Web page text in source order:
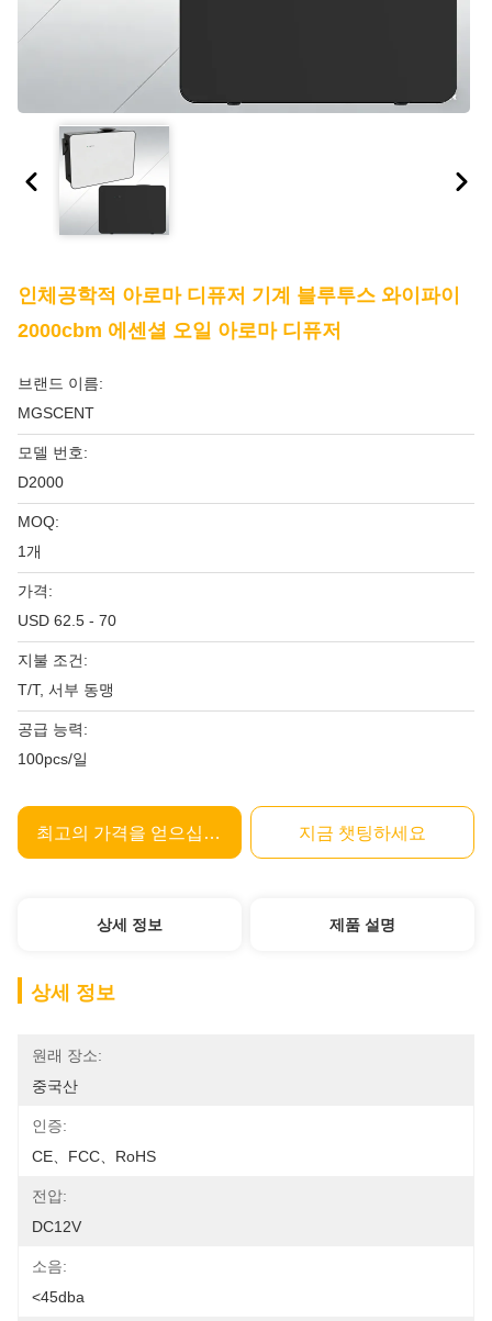
인체공학적 아로마 디퓨저 기계 블루투스 와이파이
2000cbm 에센셜 오일 아로마 디퓨저
브랜드 이름:
MGSCENT
모델 번호:
D2000
MOQ:
1개
가격:
USD 62.5 - 70
지불 조건:
T/T, 서부 동맹
공급 능력:
100pcs/일
최고의 가격을 얻으십시오 지금 챗팅하세요
상세 정보 제품 설명
상세 정보
원래 장소:
중국산
인증:
CE、FCC、RoHS
전압:
DC12V
소음:
<45dba